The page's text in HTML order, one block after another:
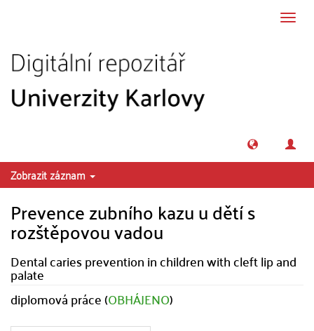
Zobrazit záznam
Prevence zubního kazu u dětí s
rozštěpovou vadou
Dental caries prevention in children with cleft lip and
palate
diplomová práce (OBHÁJENO)